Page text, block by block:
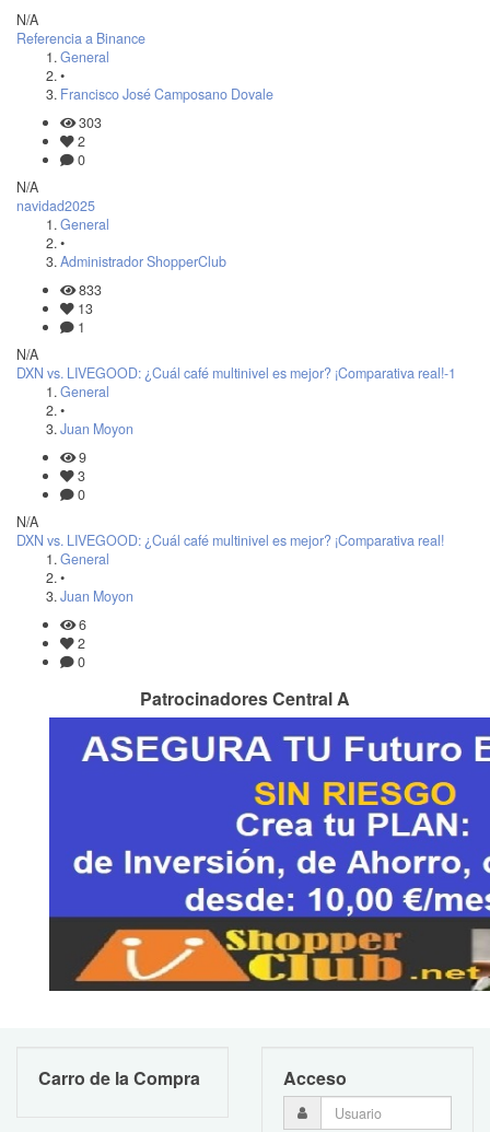
N/A
Referencia a Binance
General
•
Francisco José Camposano Dovale
303
2
0
N/A
navidad2025
General
•
Administrador ShopperClub
833
13
1
N/A
DXN vs. LIVEGOOD: ¿Cuál café multinivel es mejor? ¡Comparativa real!-1
General
•
Juan Moyon
9
3
0
N/A
DXN vs. LIVEGOOD: ¿Cuál café multinivel es mejor? ¡Comparativa real!
General
•
Juan Moyon
6
2
0
Patrocinadores Central A
Carro de la Compra Acceso